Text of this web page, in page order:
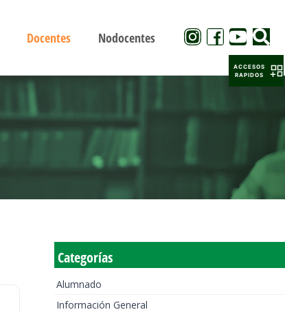
Docentes Nodocentes
Categorías
Alumnado
Información General
ACCESOS
RAPIDOS